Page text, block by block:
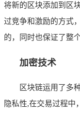
将新的区块添加到区
过竞争和激励的方式
的，同时也保证了整
加密技术
区块链运用了多
隐私性,在交易过程中